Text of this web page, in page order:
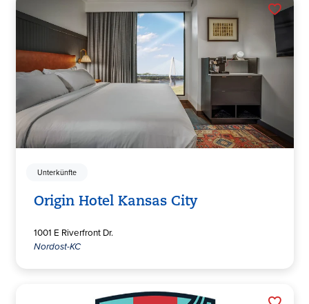
Unterkünfte
Origin Hotel Kansas City
1001 E Riverfront Dr.
Nordost-KC